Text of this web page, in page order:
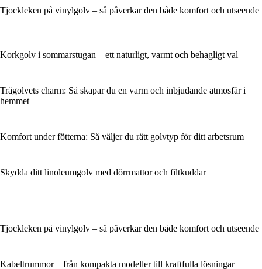
Tjockleken på vinylgolv – så påverkar den både komfort och utseende
Korkgolv i sommarstugan – ett naturligt, varmt och behagligt val
Trägolvets charm: Så skapar du en varm och inbjudande atmosfär i
hemmet
Komfort under fötterna: Så väljer du rätt golvtyp för ditt arbetsrum
Skydda ditt linoleumgolv med dörrmattor och filtkuddar
Tjockleken på vinylgolv – så påverkar den både komfort och utseende
Kabeltrummor – från kompakta modeller till kraftfulla lösningar